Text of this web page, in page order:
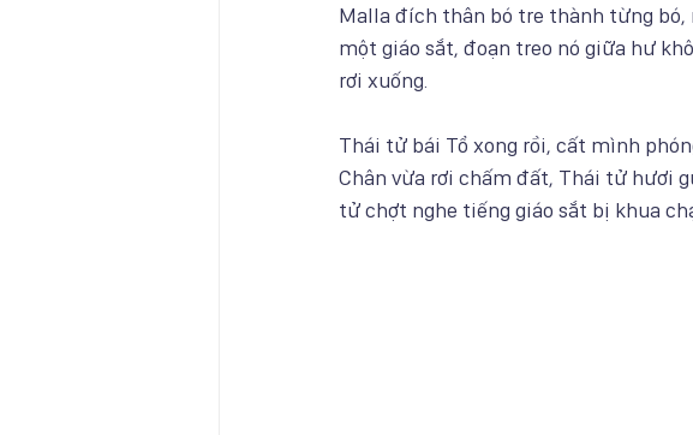
Malla đích thân bó tre thành từng bó,
một giáo sắt, đoạn treo nó giữa hư
rơi xuống.
Thái tử bái Tổ xong rồi, cất mình
Chân vừa rơi chấm đất, Thái tử hươi
tử chợt nghe tiếng giáo sắt bị khua